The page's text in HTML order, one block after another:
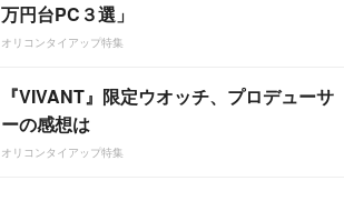
万円台PC３選」
オリコンタイアップ特集
『VIVANT』限定ウオッチ、プロデューサ
ーの感想は
オリコンタイアップ特集